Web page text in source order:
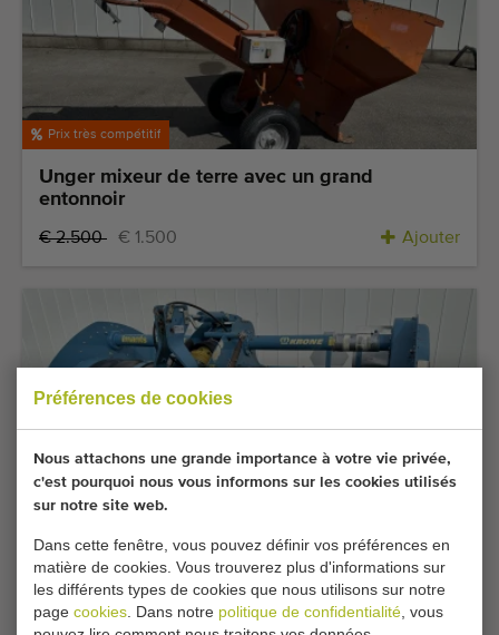
Préférences de cookies
Nous attachons une grande importance à votre vie privée,
c'est pourquoi nous vous informons sur les cookies utilisés
sur notre site web.
Dans cette fenêtre, vous pouvez définir vos préférences en
matière de cookies. Vous trouverez plus d'informations sur
les différents types de cookies que nous utilisons sur notre
page cookies . Dans notre politique de confidentialité , vous
Prix très compétitif
Unger mixeur de terre avec un grand
entonnoir
€ 2.500 € 1.500 Ajouter
Imants 37SX 300 DKH machine à bêcher 300
cm avec rouleau râteau
€ 11.750 € 11.500